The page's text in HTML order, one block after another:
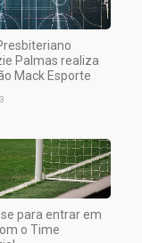
Palmas realiza
Mack Esporte
para entrar em
o Time